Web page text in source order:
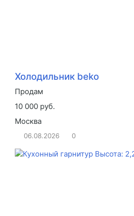
Холодильник beko
Продам
10 000 руб.
Москва
06.08.2026 0